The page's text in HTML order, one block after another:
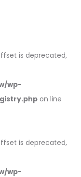
is deprecated,
wp-
on line
is deprecated,
wp-